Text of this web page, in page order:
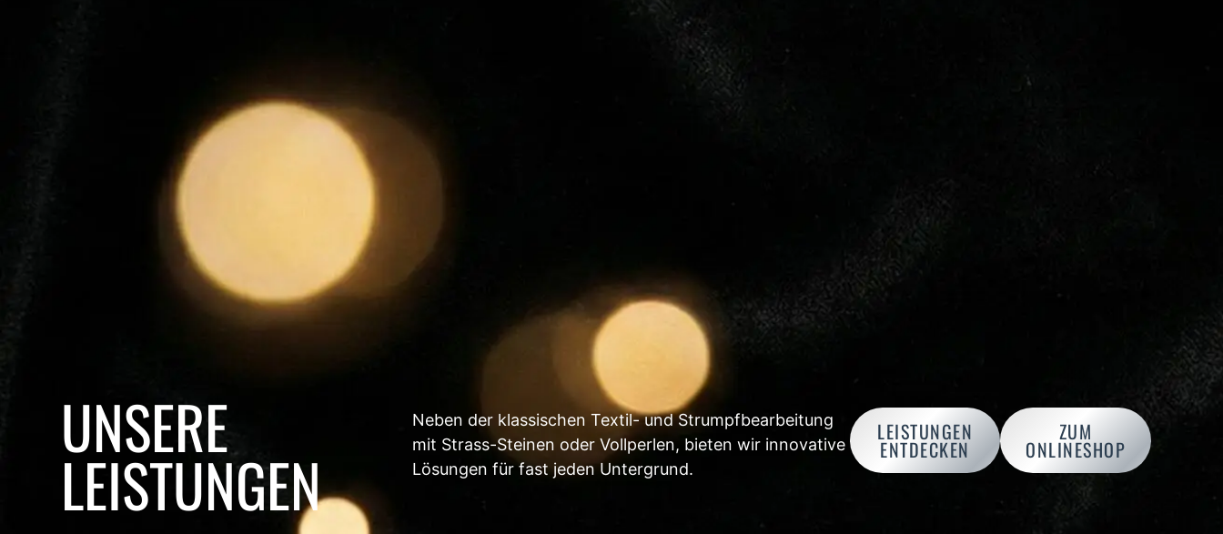
UNSERE
LEISTUNGEN
Neben der klassischen Textil- und Strumpfbearbeitung
mit Strass-Steinen oder Vollperlen, bieten wir innovative
Lösungen für fast jeden Untergrund.
LEISTUNGEN
ENTDECKEN
ZUM
ONLINESHOP